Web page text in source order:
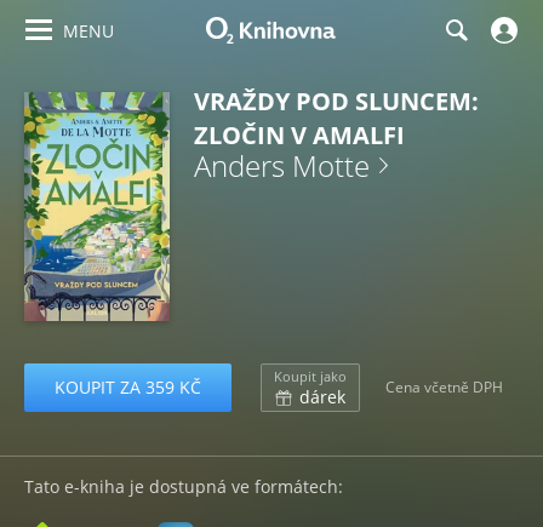
MENU
VRAŽDY POD SLUNCEM:
ZLOČIN V AMALFI
Anders Motte
KOUPIT ZA 359 KČ Koupit jako
dárek Cena včetně DPH
Tato e-kniha je dostupná ve formátech: